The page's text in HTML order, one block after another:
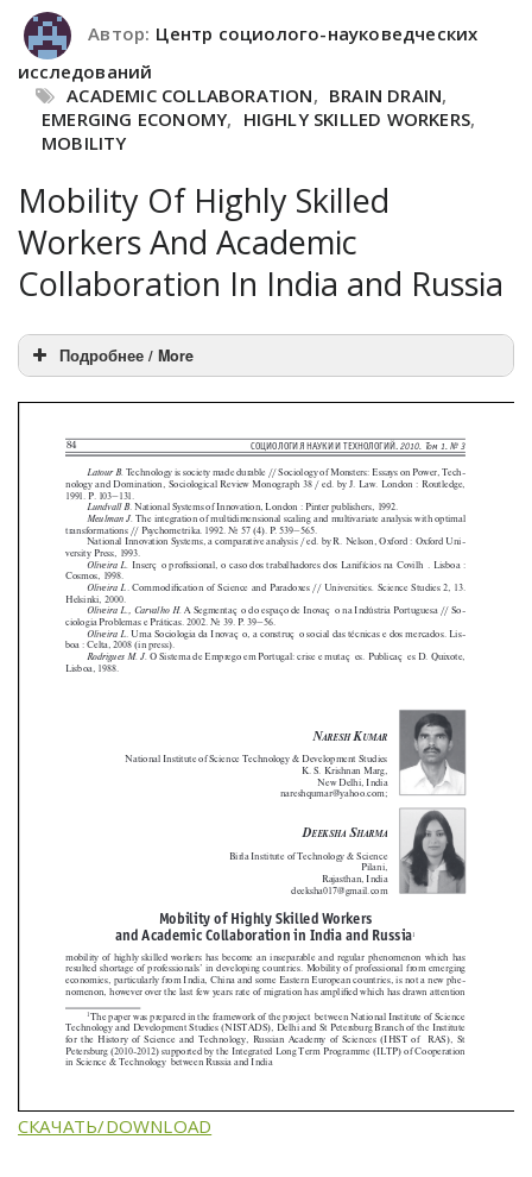
Автор: Центр социолого-науковедческих
исследований
ACADEMIC COLLABORATION, BRAIN DRAIN,
EMERGING ECONOMY, HIGHLY SKILLED WORKERS,
MOBILITY
Mobility Of Highly Skilled
Workers And Academic
Collaboration In India and Russia
Подробнее / More
СКАЧАТЬ/DOWNLOAD